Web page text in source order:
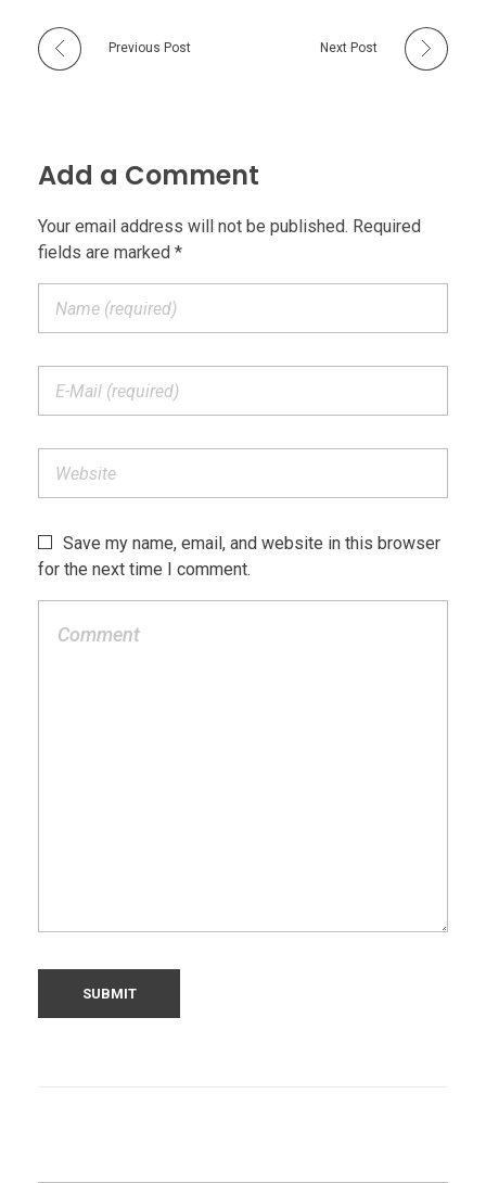
Previous Post Next Post
Add a Comment
Your email address will not be published. Required
fields are marked *
Save my name, email, and website in this browser
for the next time I comment.